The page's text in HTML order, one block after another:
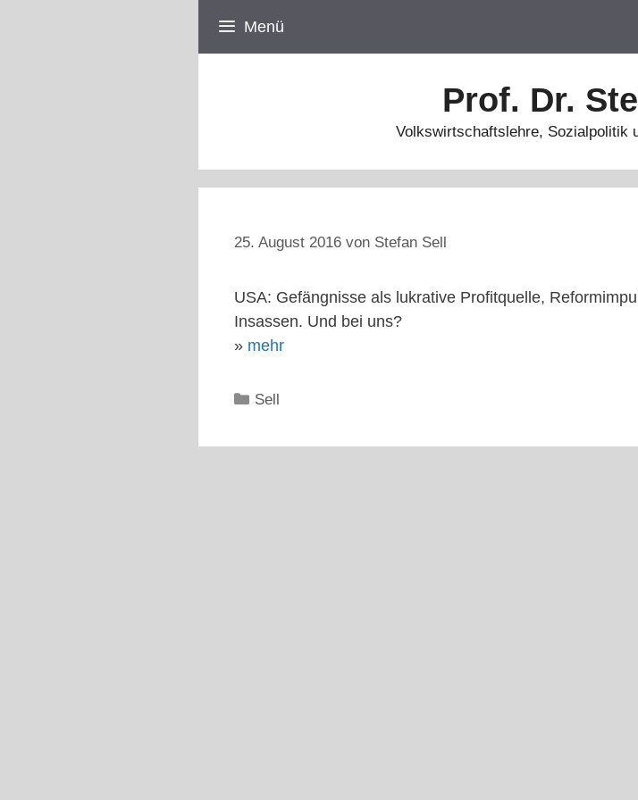
Menü
Prof. Dr.
Volkswirtschaftslehre, Sozialpolitik
25. August 2016 von Stefan Sell
USA: Gefängnisse als lukrative Profitquelle,
Insassen. Und bei uns?
» mehr
Kategorien
Sell